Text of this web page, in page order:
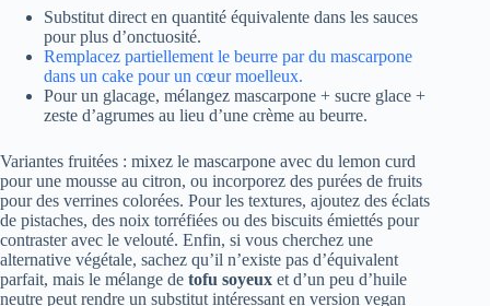
Substitut direct en quantité équivalente dans les sauces
pour plus d’onctuosité.
Remplacez partiellement le beurre par du mascarpone
dans un cake pour un cœur moelleux.
Pour un glacage, mélangez mascarpone + sucre glace +
zeste d’agrumes au lieu d’une crème au beurre.
Variantes fruitées : mixez le mascarpone avec du lemon curd
pour une mousse au citron, ou incorporez des purées de fruits
pour des verrines colorées. Pour les textures, ajoutez des éclats
de pistaches, des noix torréfiées ou des biscuits émiettés pour
contraster avec le velouté. Enfin, si vous cherchez une
alternative végétale, sachez qu’il n’existe pas d’équivalent
parfait, mais le mélange de tofu soyeux et d’un peu d’huile
neutre peut rendre un substitut intéressant en version vegan